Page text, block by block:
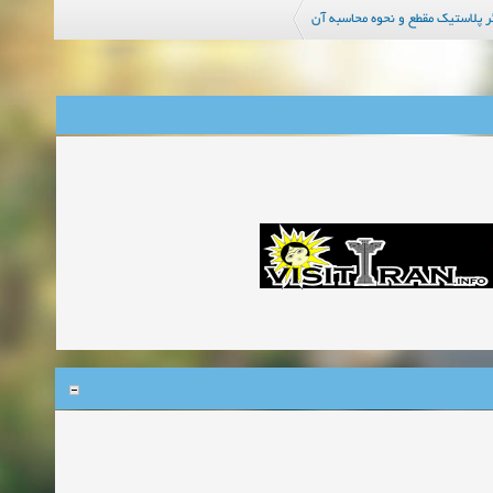
پلاستیک مقطع و نحوه محاسبه آن